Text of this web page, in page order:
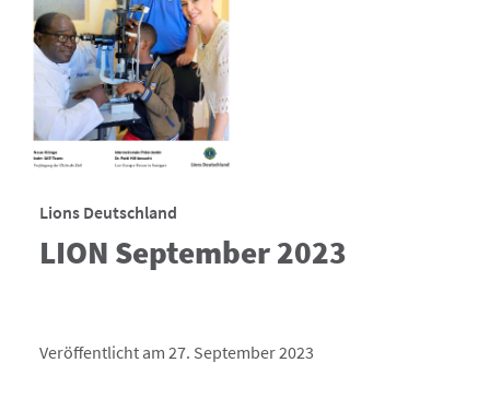
Lions Deutschland
LION September 2023
Veröffentlicht am 27. September 2023